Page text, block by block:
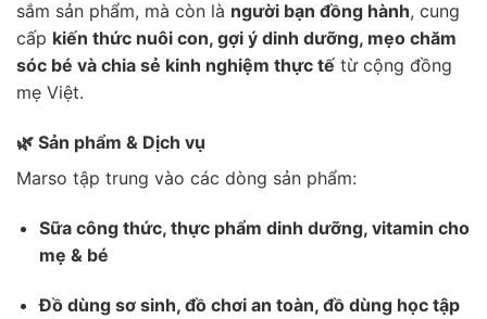
sắm sản phẩm, mà còn là người bạn đồng hành, cung
cấp kiến thức nuôi con, gợi ý dinh dưỡng, mẹo chăm
sóc bé và chia sẻ kinh nghiệm thực tế từ cộng đồng
mẹ Việt.
🌿 Sản phẩm & Dịch vụ
Marso tập trung vào các dòng sản phẩm:
Sữa công thức, thực phẩm dinh dưỡng, vitamin cho
mẹ & bé
Đồ dùng sơ sinh, đồ chơi an toàn, đồ dùng học tập